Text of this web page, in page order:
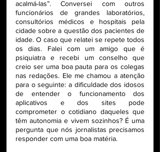
acalmá-las”. Conversei com outros
funcionários de grandes laboratórios,
consultórios médicos e hospitais pela
cidade sobre a questão dos pacientes de
idade. O caso que relatei se repete todos
os dias. Falei com um amigo que é
psiquiatra e recebi um conselho que
creio ser uma boa pauta para os colegas
nas redações. Ele me chamou a atenção
para o seguinte: a dificuldade dos idosos
de entender o funcionamento dos
aplicativos e dos sites pode
comprometer o cotidiano daqueles que
têm autonomia e vivem sozinhos? É uma
pergunta que nós jornalistas precisamos
responder com uma boa matéria.